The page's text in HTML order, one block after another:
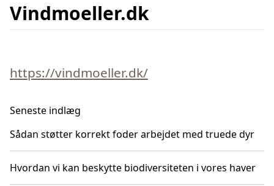
Vindmoeller.dk
https://vindmoeller.dk/
Seneste indlæg
Sådan støtter korrekt foder arbejdet med truede dyr
Hvordan vi kan beskytte biodiversiteten i vores haver